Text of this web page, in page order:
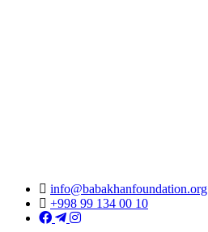
info@babakhanfoundation.org
+998 99 134 00 10